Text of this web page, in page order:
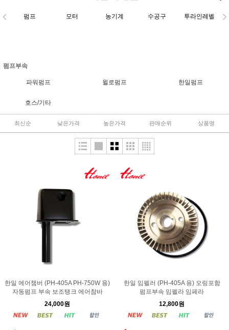
펌프 모터 농기계 수공구 투라인레벨
펌프부속
파워펌프 윌로펌프 한일펌프
호스/기타
최신순 낮은가격 높은가격 판매순위 상품명
한일 에어챔버 (PH-405A PH-750W 용)
자동펌프 부속 보조탱크 에어참바
24,000원
한일 임펠러 (PH-405A 용) 오링포함
펌프부속 임펠라 임페라
12,800원